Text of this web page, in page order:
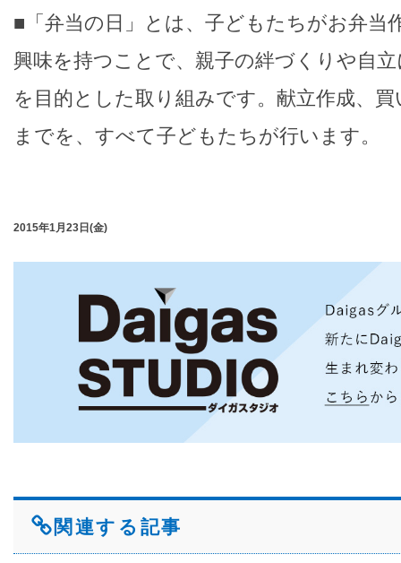
■「弁当の日」とは、子どもたちがお弁当
興味を持つことで、親子の絆づくりや自
を目的とした取り組みです。献立作成、
までを、すべて子どもたちが行います。
2015年1月23日(金)
関連する記事